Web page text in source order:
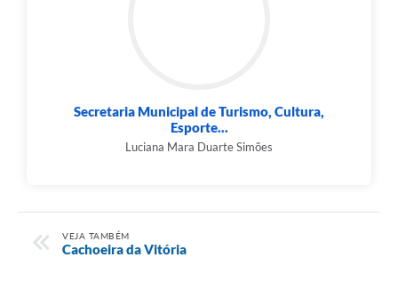
Secretaria Municipal de Turismo, Cultura,
Esporte...
Luciana Mara Duarte Simões
VEJA TAMBÉM
Cachoeira da Vitória